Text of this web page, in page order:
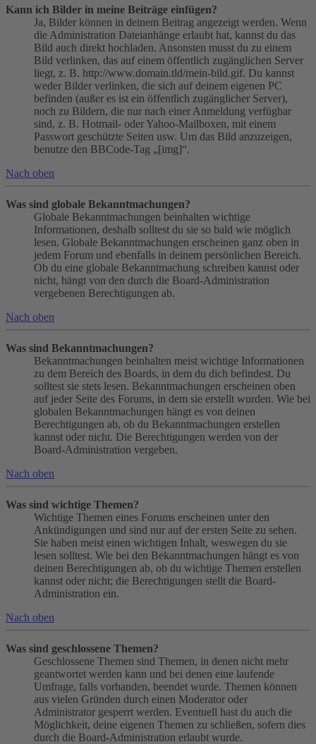
Kann ich Bilder in meine Beiträge einfügen?
Ja, Bilder können in deinem Beitrag angezeigt werden. Wenn
die Administration Dateianhänge erlaubt hat, kannst du das
Bild auch direkt hochladen. Ansonsten musst du zu einem
Bild verlinken, das auf einem öffentlich zugänglichen Server
liegt, z. B. http://www.domain.tld/mein-bild.gif. Du kannst
weder Bilder verlinken, die sich auf deinem eigenen PC
befinden (außer es ist ein öffentlich zugänglicher Server),
noch zu Bildern, die nur nach einer Anmeldung verfügbar
sind, z. B. Hotmail- oder Yahoo-Mailboxen, mit einem
Passwort geschützte Seiten usw. Um das Bild anzuzeigen,
benutze den BBCode-Tag „[img]“.
Nach oben
Was sind globale Bekanntmachungen?
Globale Bekanntmachungen beinhalten wichtige
Informationen, deshalb solltest du sie so bald wie möglich
lesen. Globale Bekanntmachungen erscheinen ganz oben in
jedem Forum und ebenfalls in deinem persönlichen Bereich.
Ob du eine globale Bekanntmachung schreiben kannst oder
nicht, hängt von den durch die Board-Administration
vergebenen Berechtigungen ab.
Nach oben
Was sind Bekanntmachungen?
Bekanntmachungen beinhalten meist wichtige Informationen
zu dem Bereich des Boards, in dem du dich befindest. Du
solltest sie stets lesen. Bekanntmachungen erscheinen oben
auf jeder Seite des Forums, in dem sie erstellt wurden. Wie bei
globalen Bekanntmachungen hängt es von deinen
Berechtigungen ab, ob du Bekanntmachungen erstellen
kannst oder nicht. Die Berechtigungen werden von der
Board-Administration vergeben.
Nach oben
Was sind wichtige Themen?
Wichtige Themen eines Forums erscheinen unter den
Ankündigungen und sind nur auf der ersten Seite zu sehen.
Sie haben meist einen wichtigen Inhalt, weswegen du sie
lesen solltest. Wie bei den Bekanntmachungen hängt es von
deinen Berechtigungen ab, ob du wichtige Themen erstellen
kannst oder nicht; die Berechtigungen stellt die Board-
Administration ein.
Nach oben
Was sind geschlossene Themen?
Geschlossene Themen sind Themen, in denen nicht mehr
geantwortet werden kann und bei denen eine laufende
Umfrage, falls vorhanden, beendet wurde. Themen können
aus vielen Gründen durch einen Moderator oder
Administrator gesperrt werden. Eventuell hast du auch die
Möglichkeit, deine eigenen Themen zu schließen, sofern dies
durch die Board-Administration erlaubt wurde.